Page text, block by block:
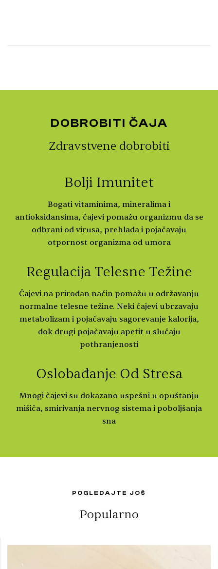
DOBROBITI ČAJA
Zdravstvene dobrobiti
Bolji Imunitet
Bogati vitaminima, mineralima i
antioksidansima, čajevi pomažu organizmu da se
odbrani od virusa, prehlada i pojačavaju
otpornost organizma od umora
Regulacija Telesne Težine
Čajevi na prirodan način pomažu u održavanju
normalne telesne težine. Neki čajevi ubrzavaju
metabolizam i pojačavaju sagorevanje kalorija,
dok drugi pojačavaju apetit u slučaju
pothranjenosti
Oslobađanje Od Stresa
Mnogi čajevi su dokazano uspešni u opuštanju
mišiča, smirivanja nervnog sistema i poboljšanja
sna
POGLEDAJTE JOŠ
Popularno